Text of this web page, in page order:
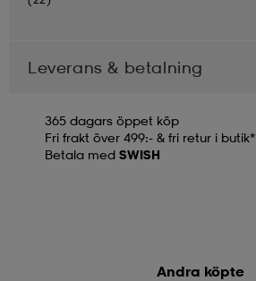
Leverans & betalning
365 dagars öppet köp
Fri frakt över 499:- & fri retur i butik*
Betala med SWISH
Andra köpte